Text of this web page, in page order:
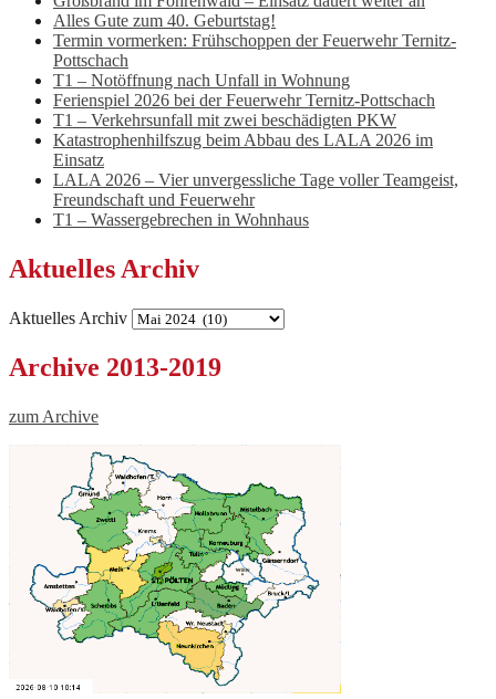
Alles Gute zum 40. Geburtstag!
Termin vormerken: Frühschoppen der Feuerwehr Ternitz-
Pottschach
T1 – Notöffnung nach Unfall in Wohnung
Ferienspiel 2026 bei der Feuerwehr Ternitz-Pottschach
T1 – Verkehrsunfall mit zwei beschädigten PKW
Katastrophenhilfszug beim Abbau des LALA 2026 im
Einsatz
LALA 2026 – Vier unvergessliche Tage voller Teamgeist,
Freundschaft und Feuerwehr
T1 – Wassergebrechen in Wohnhaus
Aktuelles Archiv
Aktuelles Archiv
Archive 2013-2019
zum Archive